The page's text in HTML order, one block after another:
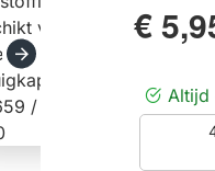
€
Altijd